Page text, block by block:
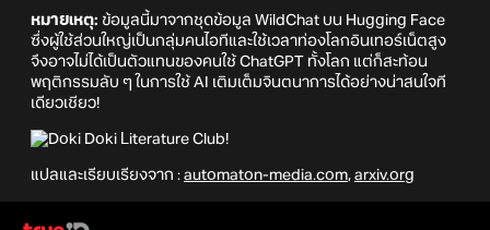
หมายเหตุ: ข้อมูลนี้มาจากชุดข้อมูล WildChat บน Hugging Face
ซึ่งผู้ใช้ส่วนใหญ่เป็นกลุ่มคนไอทีและใช้เวลาท่องโลกอินเทอร์เน็ตสูง
จึงอาจไม่ได้เป็นตัวแทนของคนใช้ ChatGPT ทั้งโลก แต่ก็สะท้อน
พฤติกรรมลับ ๆ ในการใช้ AI เติมเต็มจินตนาการได้อย่างน่าสนใจที
เดียวเชียว!
แปลและเรียบเรียงจาก : automaton-media.com, arxiv.org